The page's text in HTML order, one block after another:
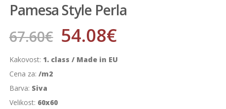
Pamesa Style Perla
67.60€ 54.08€
Kakovost: 1. class / Made in EU
Cena za: /m2
Barva: Siva
Velikost: 60x60